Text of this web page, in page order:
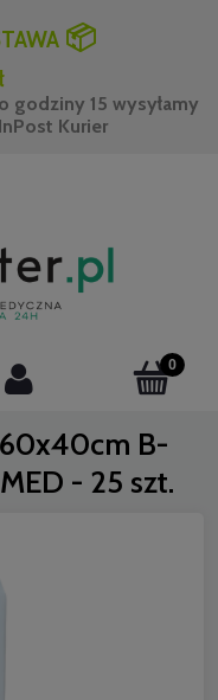
📦
godziny 15 wysyłamy
Kurier
B-
- 25 szt.